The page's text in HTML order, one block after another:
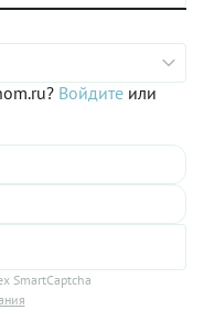
Войдите или
SmartCaptcha